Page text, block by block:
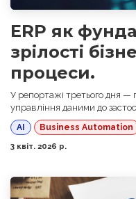
ERP як
зрілості
процеси.
У репортажі третього дня —
управління даними до
AI Business Automation
3 квіт. 2026 р.